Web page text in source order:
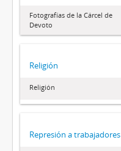
Fotografías de la Cárcel de
Devoto
Religión
Religión
Represión a trabajadores